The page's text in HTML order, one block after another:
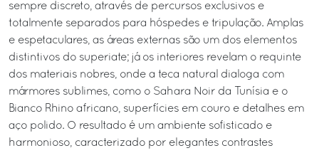
sempre discreto, através de percursos exclusivos e
totalmente separados para hóspedes e tripulação. Amplas
e espetaculares, as áreas externas são um dos elementos
distintivos do superiate; já os interiores revelam o requinte
dos materiais nobres, onde a teca natural dialoga com
mármores sublimes, como o Sahara Noir da Tunísia e o
Bianco Rhino africano, superfícies em couro e detalhes em
aço polido. O resultado é um ambiente sofisticado e
harmonioso, caracterizado por elegantes contrastes